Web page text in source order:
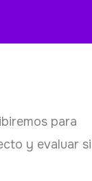
para
y evaluar si